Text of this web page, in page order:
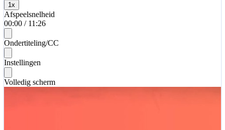
1 x
Afspeelsnelheid
00:00 / 11:26
Ondertiteling/CC
Instellingen
Volledig scherm